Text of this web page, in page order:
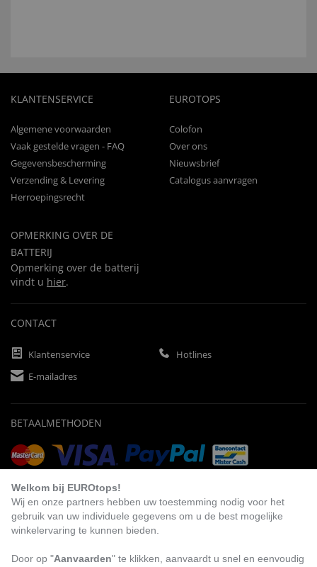
KLANTENSERVICE
Algemene voorwaarden
Vaak gestelde vragen - FAQ
Gegevensbescherming
Verzending & Levering
Herroepingsrecht
OPMERKING OVER DE
BATTERIJ
Opmerking over de batterij
vindt u hier.
EUROTOPS
Colofon
Over ons
Nieuwsbrief
Catalogus aanvragen
CONTACT
Klantenservice
Hotlines
E-mailadres
BETAALMETHODEN
BEZOEK ONS
Welkom bij EUROtops!
Wij en onze partners hebben uw toestemming nodig voor het
gebruik van uw individuele gegevens om u de best mogelijke
winkelervaring te kunnen bieden.
Door op "Aanvaarden" te klikken, aanvaardt u snel en eenvoudig